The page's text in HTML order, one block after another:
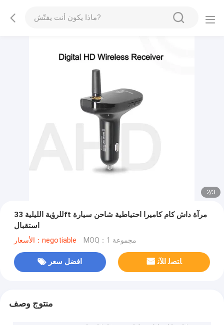
2/3
للرؤية الليلية 33ft مرآة داش كام كاميرا احتياطية شاحن سيارة
استقبال
الأسعار：negotiable MOQ：1 مجموعة
افضل سعر ﺎﺘﺼﻟ ﺍﻶﻧ
منتوج وصف